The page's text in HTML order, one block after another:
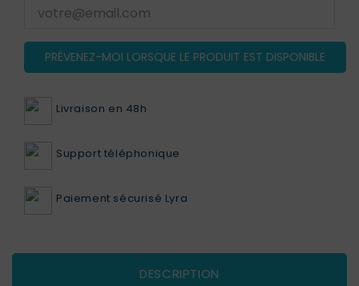
PRÉVENEZ-MOI LORSQUE LE PRODUIT EST DISPONIBLE
Livraison en 48h
Support téléphonique
Paiement sécurisé Lyra
DESCRIPTION